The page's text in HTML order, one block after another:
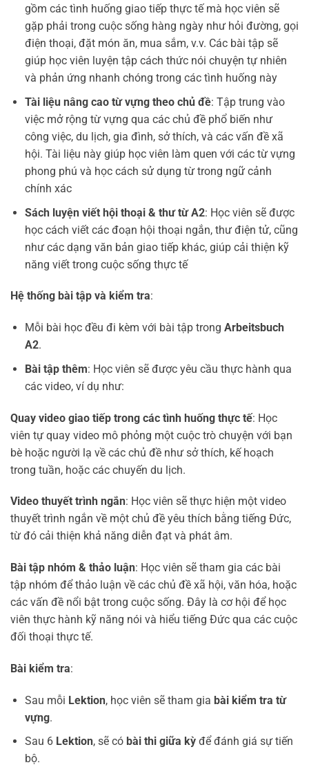
gồm các tình huống giao tiếp thực tế mà học viên sẽ
gặp phải trong cuộc sống hàng ngày như hỏi đường, gọi
điện thoại, đặt món ăn, mua sắm, v.v. Các bài tập sẽ
giúp học viên luyện tập cách thức nói chuyện tự nhiên
và phản ứng nhanh chóng trong các tình huống này
Tài liệu nâng cao từ vựng theo chủ đề: Tập trung vào
việc mở rộng từ vựng qua các chủ đề phổ biến như
công việc, du lịch, gia đình, sở thích, và các vấn đề xã
hội. Tài liệu này giúp học viên làm quen với các từ vựng
phong phú và học cách sử dụng từ trong ngữ cảnh
chính xác
Sách luyện viết hội thoại & thư từ A2: Học viên sẽ được
học cách viết các đoạn hội thoại ngắn, thư điện tử, cũng
như các dạng văn bản giao tiếp khác, giúp cải thiện kỹ
năng viết trong cuộc sống thực tế
Hệ thống bài tập và kiểm tra:
Mỗi bài học đều đi kèm với bài tập trong Arbeitsbuch
A2.
Bài tập thêm: Học viên sẽ được yêu cầu thực hành qua
các video, ví dụ như:
Quay video giao tiếp trong các tình huống thực tế: Học
viên tự quay video mô phỏng một cuộc trò chuyện với bạn
bè hoặc người lạ về các chủ đề như sở thích, kế hoạch
trong tuần, hoặc các chuyến du lịch.
Video thuyết trình ngắn: Học viên sẽ thực hiện một video
thuyết trình ngắn về một chủ đề yêu thích bằng tiếng Đức,
từ đó cải thiện khả năng diễn đạt và phát âm.
Bài tập nhóm & thảo luận: Học viên sẽ tham gia các bài
tập nhóm để thảo luận về các chủ đề xã hội, văn hóa, hoặc
các vấn đề nổi bật trong cuộc sống. Đây là cơ hội để học
viên thực hành kỹ năng nói và hiểu tiếng Đức qua các cuộc
đối thoại thực tế.
Bài kiểm tra:
Sau mỗi Lektion, học viên sẽ tham gia bài kiểm tra từ
vựng.
Sau 6 Lektion, sẽ có bài thi giữa kỳđể đánh giá sự tiến
bộ.